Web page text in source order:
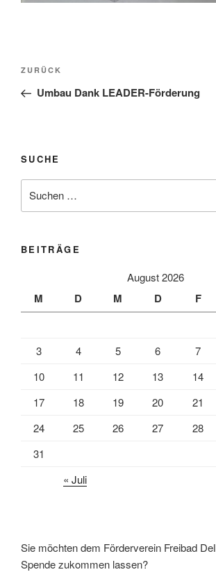
Beitragsnavigation
Vorheriger
Beitrag
ZURÜCK
Umbau Dank LEADER-Förderung
SUCHE
nach:
BEITRÄGE
August 2026
M D M D F
3
4 5 6 7
10
11 12 13 14
17
18 19 20 21
24
25 26 27 28
31
« Juli
Sie möchten dem Förderverein Freibad
Spende zukommen lassen?